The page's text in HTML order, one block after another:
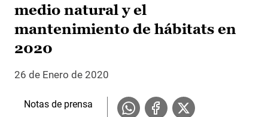
medio natural y el
mantenimiento de hábitats en
2020
26 de Enero de 2020
Notas de prensa